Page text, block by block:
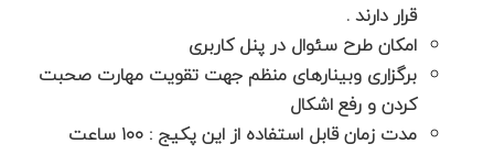
قرار دارند .
امکان طرح سئوال در پنل کاربری
برگزاری وبینارهای منظم جهت تقویت مهارت صحبت
کردن و رفع اشکال
مدت زمان قابل استفاده از این پکیج : ۱۰۰ ساعت